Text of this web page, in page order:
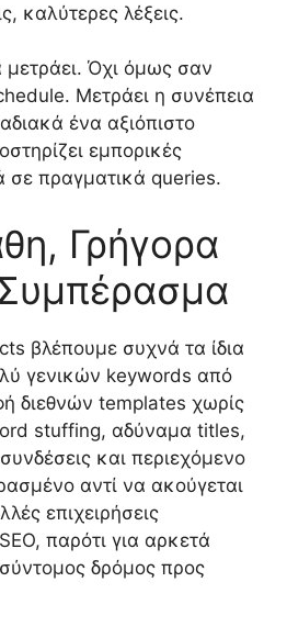
καλύτερες λέξεις.
μετράει. Όχι όμως σαν
Μετράει η συνέπεια
ένα αξιόπιστο
εμπορικές
σε πραγματικά queries.
Γρήγορα
βλέπουμε συχνά τα ίδια
γενικών keywords από
διεθνών templates χωρίς
stuffing, αδύναμα titles,
και περιεχόμενο
αντί να ακούγεται
επιχειρήσεις
παρότι για αρκετά
δρόμος προς